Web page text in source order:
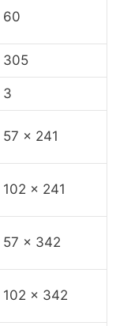
60
305
3
57 x 241
102 x 241
57 x 342
102 x 342